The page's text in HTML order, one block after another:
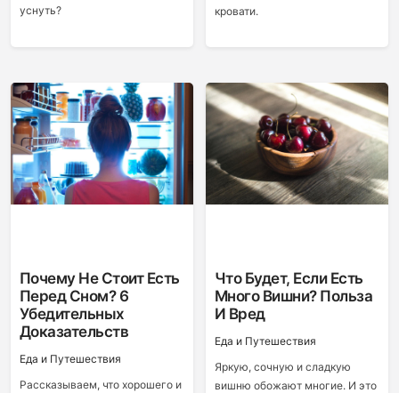
уснуть?
кровати.
Почему Не Стоит Есть
Перед Сном? 6
Убедительных
Доказательств
Еда и Путешествия
Рассказываем, что хорошего и
Что Будет, Если Есть
Много Вишни? Польза
И Вред
Еда и Путешествия
Яркую, сочную и сладкую
вишню обожают многие. И это